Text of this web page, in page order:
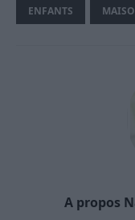
ENFANTS
A propos